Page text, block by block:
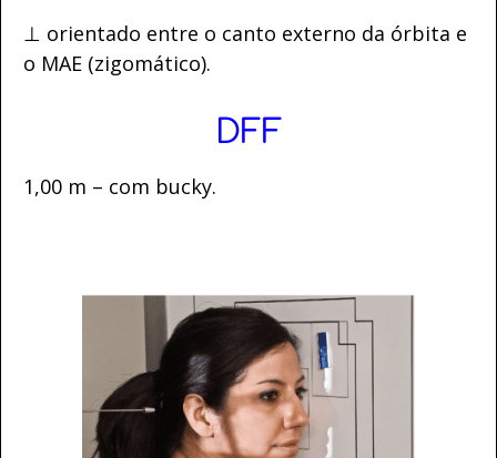
⊥ orientado entre o canto externo da órbita e
o MAE (zigomático).
DFF
1,00 m – com bucky.